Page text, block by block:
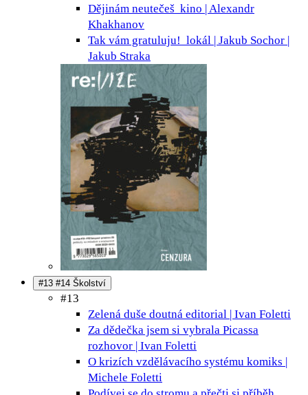
Dějinám neutečeš kino | Alexandr
Khakhanov
Tak vám gratuluju! lokál | Jakub Sochor |
Jakub Straka
#13 #14 Školství
#13
Zelená duše doutná editorial | Ivan Foletti
Za dědečka jsem si vybrala Picassa
rozhovor | Ivan Foletti
O krizích vzdělávacího systému komiks |
Michele Foletti